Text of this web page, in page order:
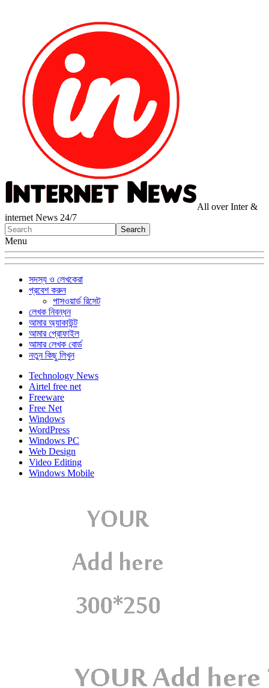
All over Inter &
internet News 24/7
Menu
সদস্য ও লেখকেরা
প্রবেশ করুন
পাসওয়ার্ড রিসেট
লেখক নিবন্ধন
আমার অ্যাকাউন্ট
আমার প্রোফাইল
আমার লেখক বোর্ড
নতুন কিছু লিখুন
Technology News
Airtel free net
Freeware
Free Net
Windows
WordPress
Windows PC
Web Design
Video Editing
Windows Mobile